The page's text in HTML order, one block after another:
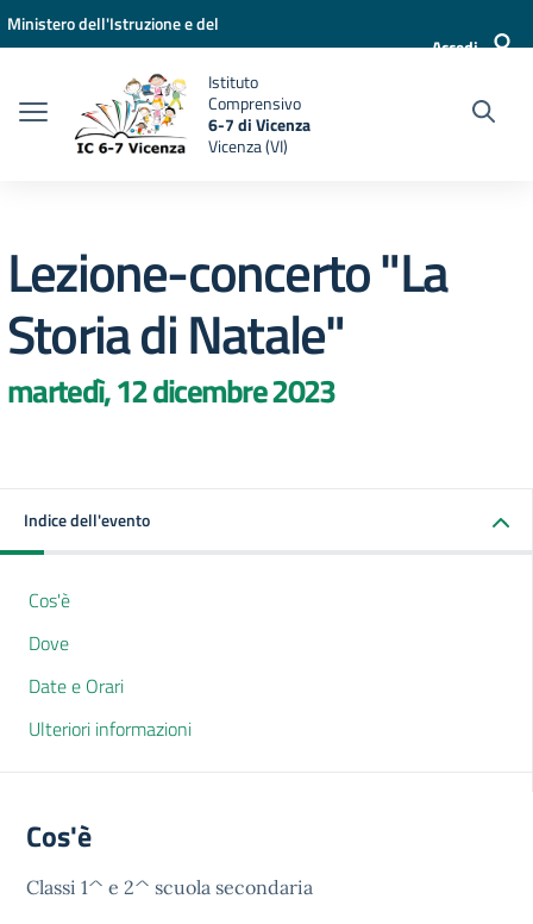
Vai ai contenuti
Vai al menu di navigazione
Vai al footer
Ministero dell'Istruzione e del
Accedi
Istituto
Comprensivo
6-7 di Vicenza
Vicenza (VI)
Lezione-concerto "La
Storia di Natale"
martedì, 12 dicembre 2023
Indice dell'evento
Cos'è
Dove
Date e Orari
Ulteriori informazioni
Cos'è
Classi 1^ e 2^ scuola secondaria